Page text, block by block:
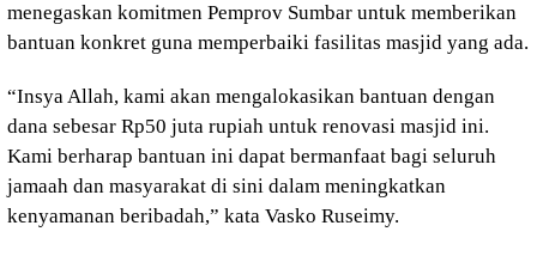
menegaskan komitmen Pemprov Sumbar untuk memberikan
bantuan konkret guna memperbaiki fasilitas masjid yang ada.
“Insya Allah, kami akan mengalokasikan bantuan dengan
dana sebesar Rp50 juta rupiah untuk renovasi masjid ini.
Kami berharap bantuan ini dapat bermanfaat bagi seluruh
jamaah dan masyarakat di sini dalam meningkatkan
kenyamanan beribadah,” kata Vasko Ruseimy.